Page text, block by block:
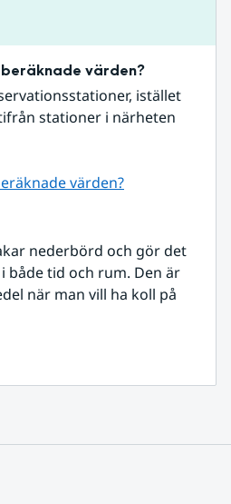
värden?
istället
stationer i närheten
värden?
nederbörd och gör det
både tid och rum. Den är
när man vill ha koll på